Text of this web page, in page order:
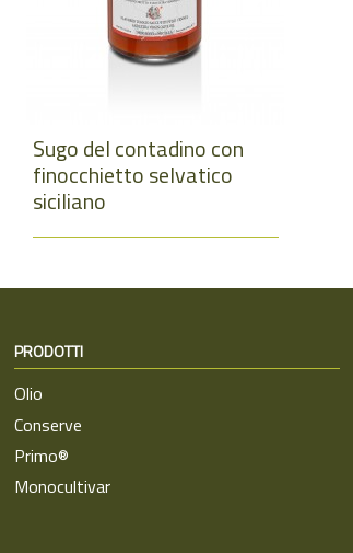
Sugo del contadino con
finocchietto selvatico
siciliano
PRODOTTI
Olio
Conserve
Primo®
Monocultivar